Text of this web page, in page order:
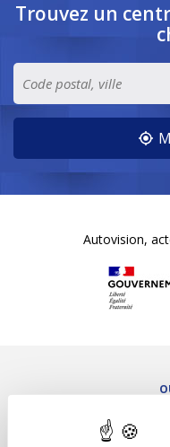
Trouvez un
Autovision,
Rappel